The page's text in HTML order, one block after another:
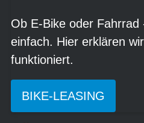
Ob E-Bike oder Fahrrad
einfach. Hier erklären
funktioniert.
BIKE-LEASING